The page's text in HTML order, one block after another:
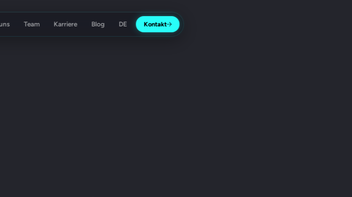
Team Karriere Blog Kontakt